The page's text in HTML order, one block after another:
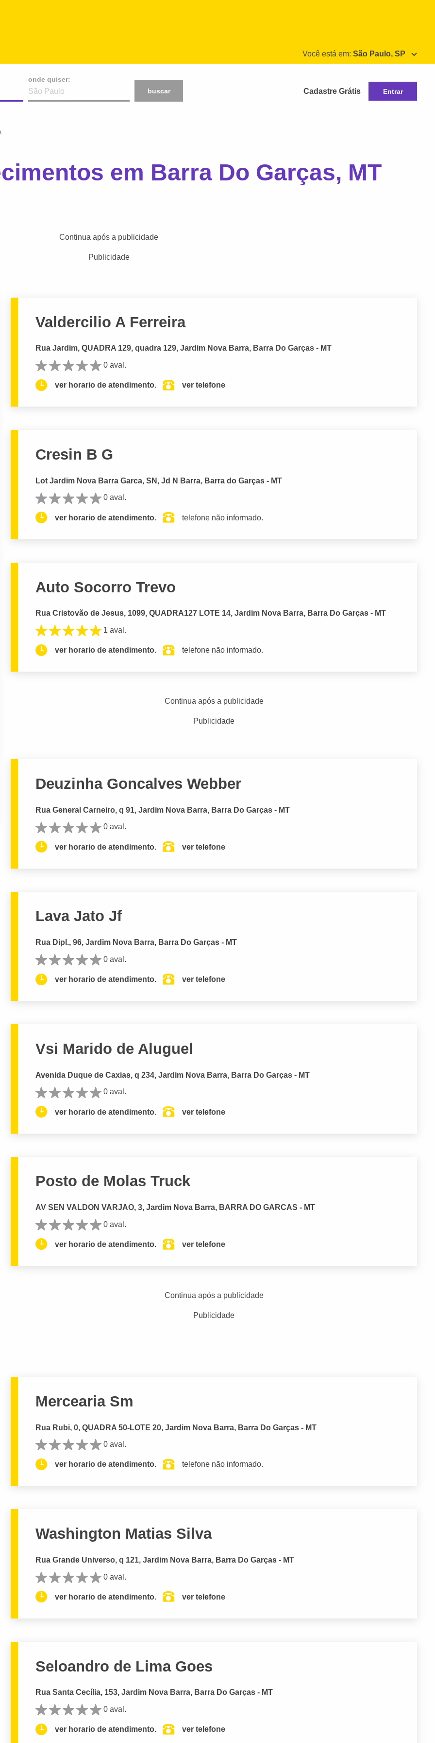
Você está em: São Paulo, SP
onde quiser:
buscar
Cadastre Grátis Entrar
em Barra Do Garças, MT
Continua após a publicidade
Publicidade
Valdercilio A Ferreira
Rua Jardim, QUADRA 129, quadra 129, Jardim Nova Barra, Barra Do Garças - MT
0 aval.
ver horario de atendimento. ver telefone
Cresin B G
Lot Jardim Nova Barra Garca, SN, Jd N Barra, Barra do Garças - MT
0 aval.
ver horario de atendimento. telefone não informado.
Auto Socorro Trevo
Rua Cristovão de Jesus, 1099, QUADRA127 LOTE 14, Jardim Nova Barra, Barra Do Garças - MT
1 aval.
ver horario de atendimento. telefone não informado.
Continua após a publicidade
Publicidade
Deuzinha Goncalves Webber
Rua General Carneiro, q 91, Jardim Nova Barra, Barra Do Garças - MT
0 aval.
ver horario de atendimento. ver telefone
Lava Jato Jf
Rua Dipl., 96, Jardim Nova Barra, Barra Do Garças - MT
0 aval.
ver horario de atendimento. ver telefone
Vsi Marido de Aluguel
Avenida Duque de Caxias, q 234, Jardim Nova Barra, Barra Do Garças - MT
0 aval.
ver horario de atendimento. ver telefone
Posto de Molas Truck
AV SEN VALDON VARJAO, 3, Jardim Nova Barra, BARRA DO GARCAS - MT
0 aval.
ver horario de atendimento. ver telefone
Continua após a publicidade
Publicidade
Mercearia Sm
Rua Rubi, 0, QUADRA 50-LOTE 20, Jardim Nova Barra, Barra Do Garças - MT
0 aval.
ver horario de atendimento. telefone não informado.
Washington Matias Silva
Rua Grande Universo, q 121, Jardim Nova Barra, Barra Do Garças - MT
0 aval.
ver horario de atendimento. ver telefone
Seloandro de Lima Goes
Rua Santa Cecília, 153, Jardim Nova Barra, Barra Do Garças - MT
0 aval.
ver horario de atendimento. ver telefone